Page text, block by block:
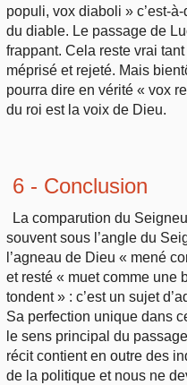
populi, vox diaboli » c’est-
du diable. Le passage de
frappant. Cela reste vrai
méprisé et rejeté. Mais
pourra dire en vérité « vox
du roi est la voix de Dieu.
6 - Conclusion
La comparution du
souvent sous l’angle du
l’agneau de Dieu « mené
et resté « muet comme une
tondent » : c’est un sujet
Sa perfection unique dans
le sens principal du
récit contient en outre des
de la politique et nous ne